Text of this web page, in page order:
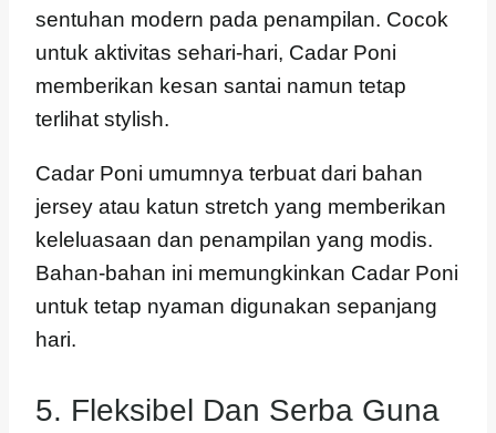
sentuhan modern pada penampilan. Cocok
untuk aktivitas sehari-hari, Cadar Poni
memberikan kesan santai namun tetap
terlihat stylish.
Cadar Poni umumnya terbuat dari bahan
jersey atau katun stretch yang memberikan
keleluasaan dan penampilan yang modis.
Bahan-bahan ini memungkinkan Cadar Poni
untuk tetap nyaman digunakan sepanjang
hari.
5. Fleksibel Dan Serba Guna